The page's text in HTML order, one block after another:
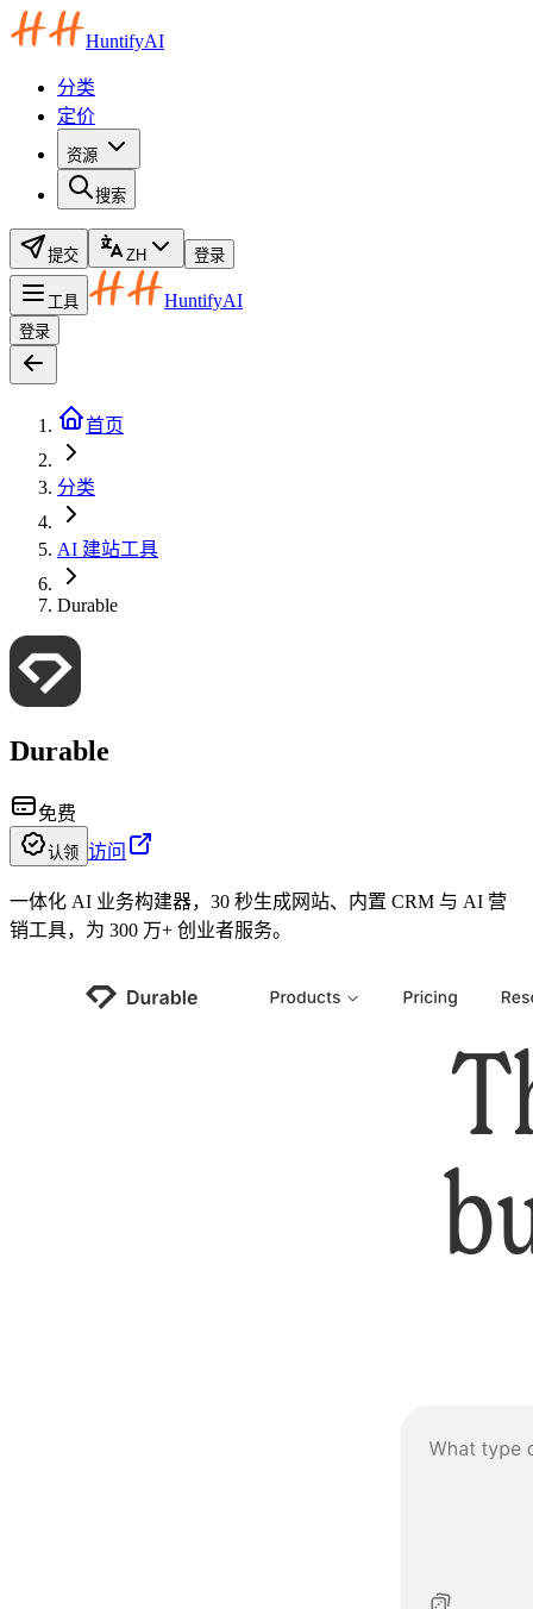
HuntifyAI
分类
定价
资源
搜索
提交 ZH 登录
工具 HuntifyAI
登录
首页
分类
AI 建站工具
Durable
Durable
免费
认领 访问
一体化 AI 业务构建器，30 秒生成网站、内置 CRM 与 AI 营
销工具，为 300 万+ 创业者服务。